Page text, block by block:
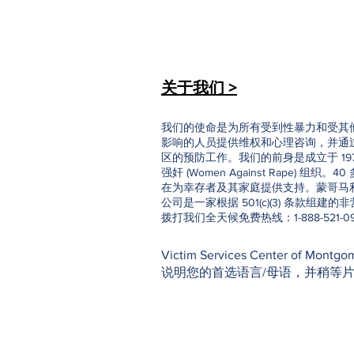
关于我们 >
我们的使命是为所有受到性暴力和受其
影响的人员提供维权和心理咨询，并通
区的预防工作。我们的前身是成立于
强奸 (Women Against Rape) 组织。40
在为幸存者及其家庭提供支持。蒙哥马
公司是一家根据 501(c)(3) 条款组建的
拨打我们全天候免费热线：1-888-521-
Victim Services Center of
说明您的首选语言/母语，并稍等